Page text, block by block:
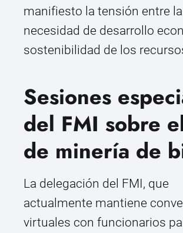
manifiesto la tensión entre la
necesidad de desarrollo
sostenibilidad de los
Sesiones
del FMI sobre
de minería de
La delegación del FMI, que
actualmente mantiene
virtuales con funcionarios